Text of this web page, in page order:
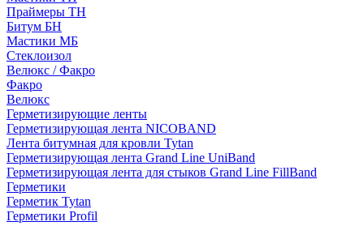
Праймеры ТН
Битум БН
Мастики МБ
Стеклоизол
Велюкс / Факро
Факро
Велюкс
Герметизирующие ленты
Герметизирующая лента NICOBAND
Лента битумная для кровли Tytan
Герметизирующая лента Grand Line UniBand
Герметизирующая лента для стыков Grand Line FillBand
Герметики
Герметик Tytan
Герметики Profil